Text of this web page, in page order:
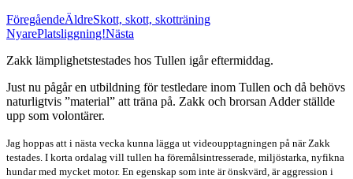
FöregåendeÄldreSkott, skott, skotträning
NyarePlatsliggning!Nästa
Zakk lämplighetstestades hos Tullen igår eftermiddag.
Just nu pågår en utbildning för testledare inom Tullen och då behövs
naturligtvis ”material” att träna på. Zakk och brorsan Adder ställde
upp som volontärer.
Jag hoppas att i nästa vecka kunna lägga ut videoupptagningen på när Zakk
testades. I korta ordalag vill tullen ha föremålsintresserade, miljöstarka, nyfikna
hundar med mycket motor. En egenskap som inte är önskvärd, är aggression i